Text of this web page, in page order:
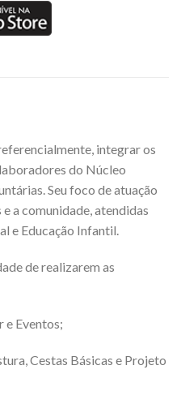
integrar os
do Núcleo
Seu foco de atuação
a comunidade, atendidas
e Educação Infantil.
de realizarem as
e Eventos;
Cestas Básicas e Projeto